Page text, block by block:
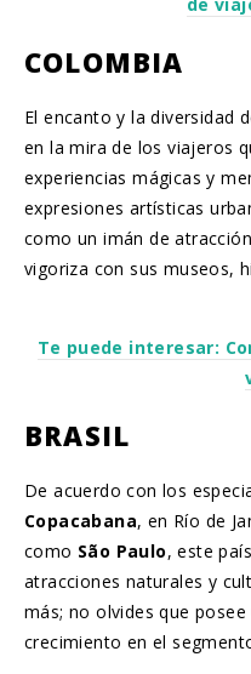
COLOMBIA
El encanto y la diversidad
en la mira de los viajeros
experiencias mágicas y
expresiones artísticas
como un imán de
vigoriza con sus museos,
Te puede interesar:
BRASIL
De acuerdo con los
Copacabana, en Río de
como São Paulo, este
atracciones naturales y
más; no olvides que
crecimiento en el